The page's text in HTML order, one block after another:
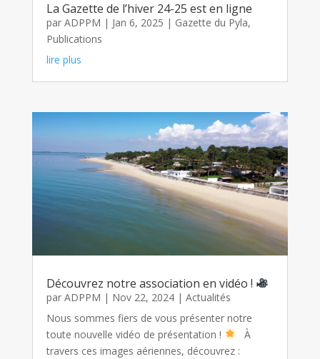
La Gazette de l’hiver 24-25 est en ligne
par ADPPM | Jan 6, 2025 | Gazette du Pyla,
Publications
lire plus
Découvrez notre association en vidéo !
par ADPPM | Nov 22, 2024| Actualités
Nous sommes fiers de vous présenter notre
toute nouvelle vidéo de présentation !
À
travers ces images aériennes, découvrez :